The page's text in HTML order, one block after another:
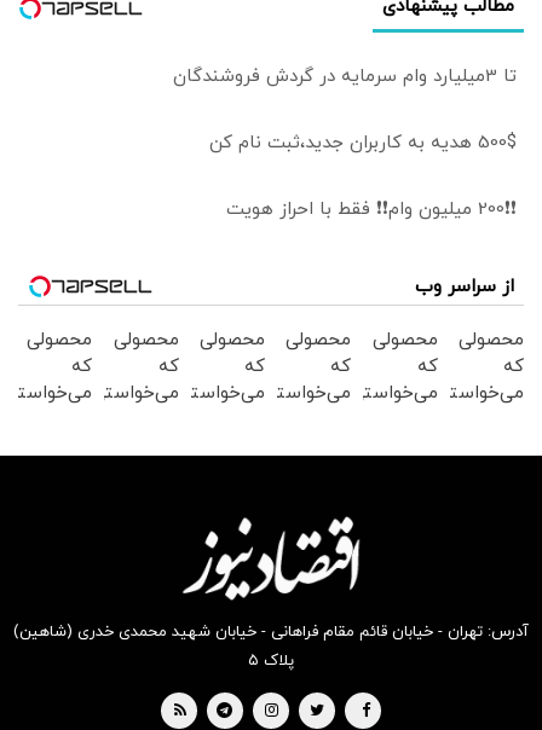
مطالب پیشنهادی
تا 3میلیارد وام سرمایه در گردش فروشندگان
500$ هدیه به کاربران جدید،ثبت نام کن
❗❗200 میلیون وام❗❗ فقط با احراز هویت
از سراسر وب
محصولی
که
می‌خواستی
محصولی
که
می‌خواستی
محصولی
که
می‌خواستی
بخر !
محصولی
که
می‌خواستی
بخر !
محصولی
که
می‌خواستی
محصولی
که
می‌خواستی
آدرس: تهران - خیابان قائم مقام فراهانی - خیابان شهید محمدی خدری (شاهین)
پلاک ۵